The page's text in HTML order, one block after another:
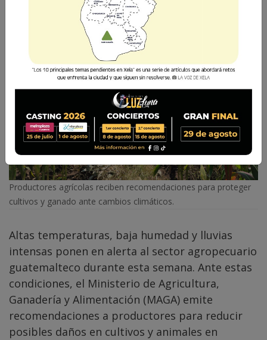
Productores agrícolas reciben recomendaciones para proteger
cultivos y ganado ante cambios climáticos.
Altas temperaturas, baja humedad y lluvias
intensas ponen en alerta al sector agropecuario
guatemalteco durante esta semana. Ante estas
condiciones, el Ministerio de Agricultura,
Ganadería y Alimentación (MAGA) emite
recomendaciones a productores para reducir
posibles daños en cultivos y animales en